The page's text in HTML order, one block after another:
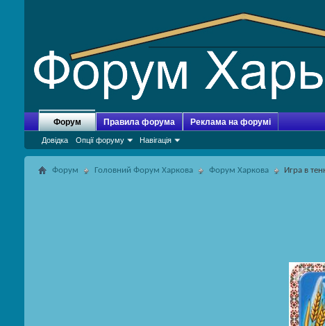
Форум
Довідка Опції форуму Навігація
Правила форума Реклама на форумі
Форум Головний Форум Харкова Форум Харкова Игра в